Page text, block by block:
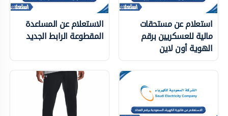
استعلام عن مستحقات
مالية للعسكريين برقم
الهوية أون لاين
الاستعلام عن المساعدة
المقطوعة الرابط الجديد